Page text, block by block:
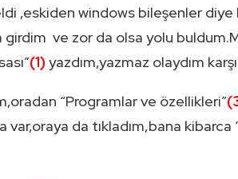
,eskiden windows bileşenler
ve zor da olsa yolu
(1) yazdım,yazmaz olaydım
“Programlar ve özellikleri”
var,oraya da tıkladım,bana